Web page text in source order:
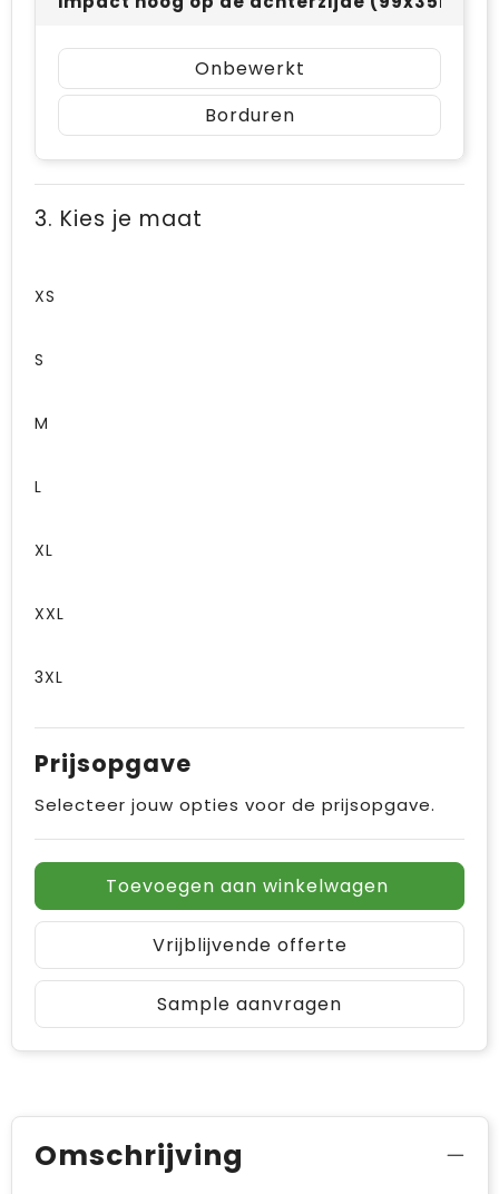
Onbewerkt
Borduren
3. Kies je maat
XS
S
M
L
XL
XXL
3XL
Prijsopgave
Selecteer jouw opties voor de prijsopgave.
Toevoegen aan winkelwagen
Vrijblijvende offerte
Sample aanvragen
Omschrijving